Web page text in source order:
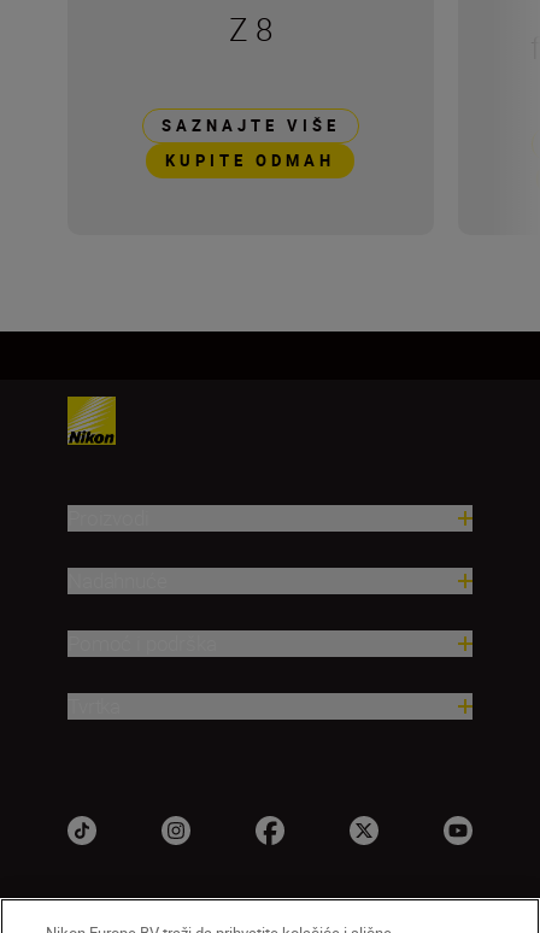
Z 8
SAZNAJTE VIŠE
KUPITE ODMAH